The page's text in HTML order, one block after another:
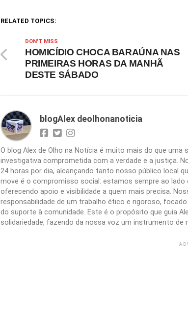
RELATED TOPICS:
DON'T MISS
HOMICÍDIO CHOCA BARAÚNA NAS
PRIMEIRAS HORAS DA MANHÃ
DESTE SÁBADO
blogAlex deolhonanoticia
O blog Alex de Olho na Notícia é muito mais do que
investigativa comprometida com a verdade e a justiça.
24 horas por dia, alcançando tanto nosso público local
move é o compromisso social: estamos sempre ao lado
oferecendo apoio e visibilidade a quem mais precisa.
responsabilidade de um trabalho ético e rigoroso,
do suporte à comunidade. Este é o propósito que guia
solidariedade, fazendo da nossa voz um instrumento de